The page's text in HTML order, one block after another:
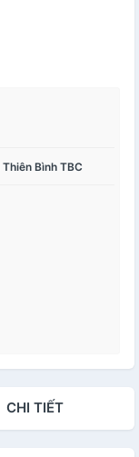
Thiên Bình TBC
CHI TIẾT